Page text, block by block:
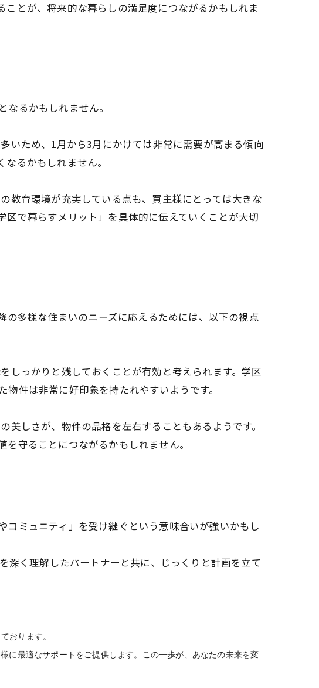
とが、将来的な暮らしの満足度につながるかもしれま
るかもしれません。
いため、1月から3月にかけては非常に需要が高まる傾向
るかもしれません。
教育環境が充実している点も、買主様にとっては大きな
で暮らすメリット」を具体的に伝えていくことが大切
多様な住まいのニーズに応えるためには、以下の視点
しっかりと残しておくことが有効と考えられます。学区
件は非常に好印象を持たれやすいようです。
しさが、物件の品格を左右することもあるようです。
守ることにつながるかもしれません。
ミュニティ」を受け継ぐという意味合いが強いかもし
深く理解したパートナーと共に、じっくりと計画を立て
おります。
に最適なサポートをご提供します。この一歩が、あなたの未来を変